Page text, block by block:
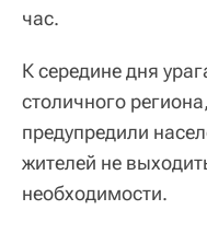
час.
К середине дня
столичного
предупредили
жителей не
необходимости.